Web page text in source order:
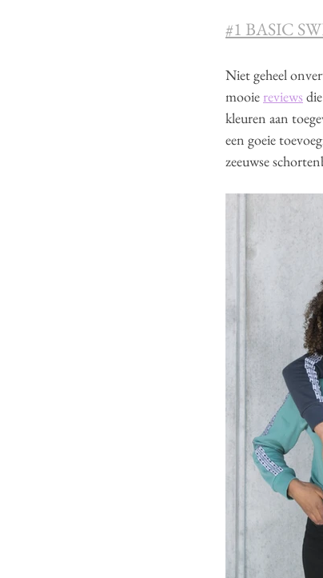
#1 BASIC
Niet geheel
mooie reviews
kleuren aan
een goeie
zeeuwse